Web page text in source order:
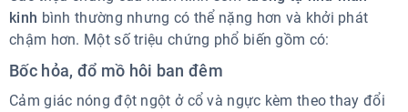
kinh bình thường nhưng có thể nặng hơn và khởi phát
chậm hơn. Một số triệu chứng phổ biến gồm có:
Bốc hỏa, đổ mồ hôi ban đêm
Cảm giác nóng đột ngột ở cổ và ngực kèm theo thay đổi